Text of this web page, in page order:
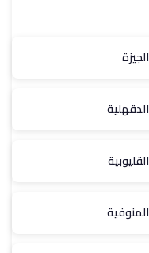
الجيزة
الدقهلية
القليوبية
المنوفية